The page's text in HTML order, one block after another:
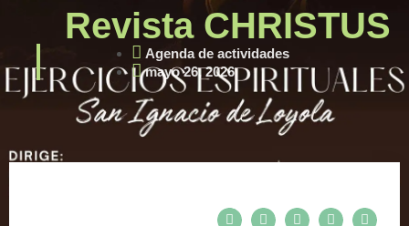
Revista CHRISTUS
Agenda de actividades
mayo 26, 2026